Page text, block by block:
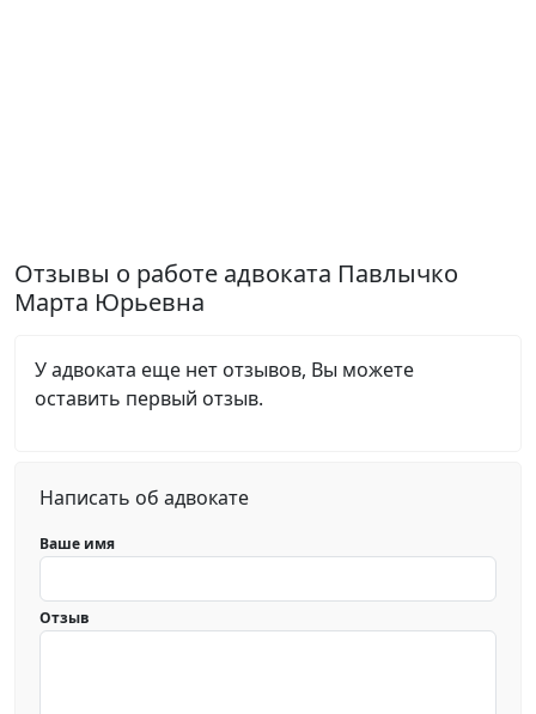
Отзывы о работе адвоката Павлычко
Марта Юрьевна
У адвоката еще нет отзывов, Вы можете
оставить первый отзыв.
Написать об адвокате
Ваше имя
Отзыв